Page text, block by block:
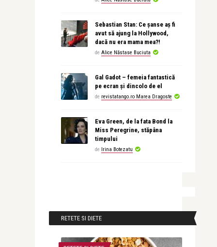
Sebastian Stan: Ce șanse aș fi
avut să ajung la Hollywood,
dacă nu era mama mea?!
de Alice Năstase Buciuta
Gal Gadot – femeia fantastică
pe ecran și dincolo de el
de revistatango.ro Marea Dragoste
Eva Green, de la fata Bond la
Miss Peregrine, stăpâna
timpului
de Irina Botezatu
RETETE SI DIETE